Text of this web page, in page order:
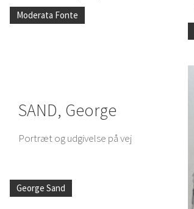
Moderata Fonte
SAND, George
Portræt og udgivelse på vej
George Sand